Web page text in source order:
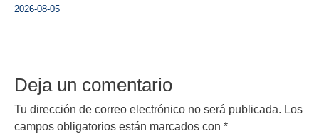
2026-08-05
Deja un comentario
Tu dirección de correo electrónico no será publicada. Los
campos obligatorios están marcados con *